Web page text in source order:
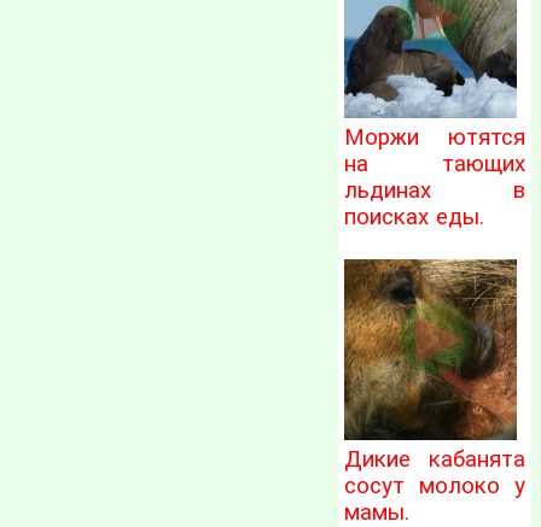
Моржи ютятся
на тающих
льдинах в
поисках еды.
Дикие кабанята
сосут молоко у
мамы.